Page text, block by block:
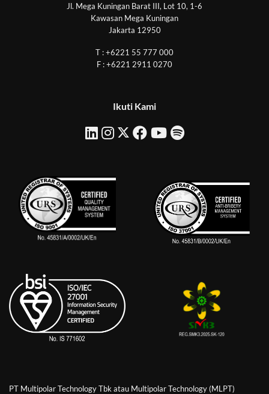
Jl. Mega Kuningan Barat III, Lot 10, 1-6
Kawasan Mega Kuningan
Jakarta 12950
T : +6221 55 777 000
F : +6221 2911 0270
Ikuti Kami
PT Multipolar Technology Tbk atau Multipolar Technology (MLPT)